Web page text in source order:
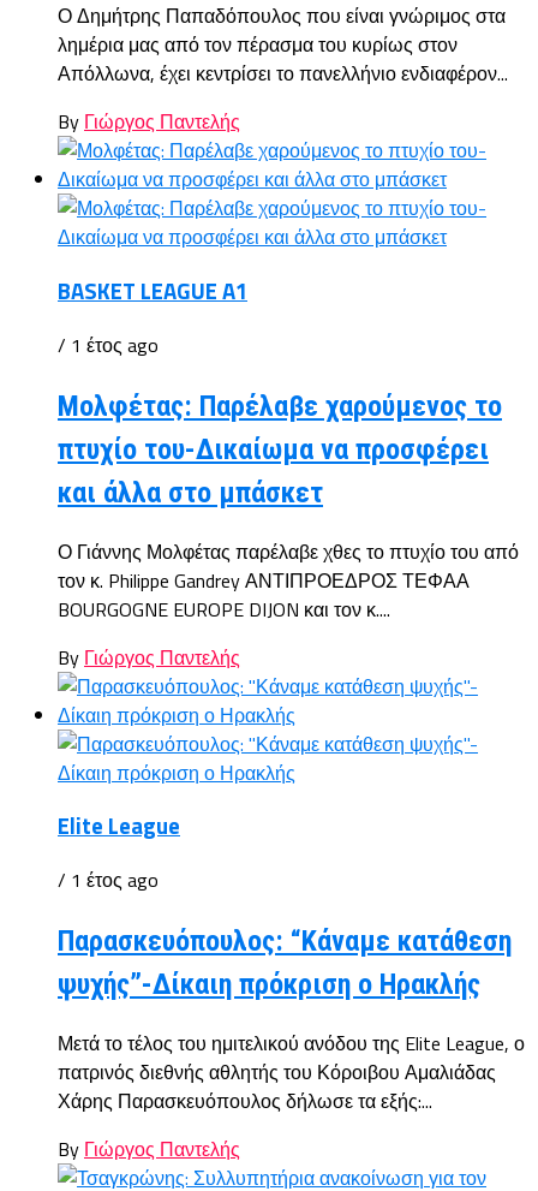
Ο Δημήτρης Παπαδόπουλος που είναι γνώριμος στα
λημέρια μας από τον πέρασμα του κυρίως στον
Απόλλωνα, έχει κεντρίσει το πανελλήνιο ενδιαφέρον...
By Γιώργος Παντελής
BASKET LEAGUE A1
/ 1 έτος ago
Μολφέτας: Παρέλαβε χαρούμενος το
πτυχίο του-Δικαίωμα να προσφέρει
και άλλα στο μπάσκετ
Ο Γιάννης Μολφέτας παρέλαβε χθες το πτυχίο του από
τον κ. Philippe Gandrey ΑΝΤΙΠΡΟΕΔΡΟΣ ΤΕΦΑΑ
BOURGOGNE EUROPE DIJON και τον κ....
By Γιώργος Παντελής
Elite League
/ 1 έτος ago
Παρασκευόπουλος: “Κάναμε κατάθεση
ψυχής”-Δίκαιη πρόκριση ο Ηρακλής
Μετά το τέλος του ημιτελικού ανόδου της Elite League, ο
πατρινός διεθνής αθλητής του Κόροιβου Αμαλιάδας
Χάρης Παρασκευόπουλος δήλωσε τα εξής:...
By Γιώργος Παντελής